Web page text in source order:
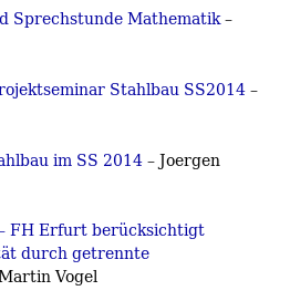
Sprechstunde Mathematik–
Stahlbau SS2014–
im SS 2014–Joergen
FH Erfurt berücksichtigt
durch getrennte
Vogel